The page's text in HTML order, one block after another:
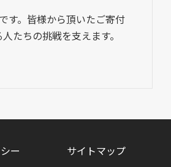
す。皆様から頂いたご寄付
たちの挑戦を支えます。
ー サイトマップ